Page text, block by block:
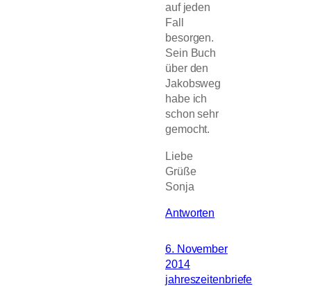
auf jeden
Fall
besorgen.
Sein Buch
über den
Jakobsweg
habe ich
schon sehr
gemocht.
Liebe
Grüße
Sonja
Antworten
6. November
2014
jahreszeitenbriefe